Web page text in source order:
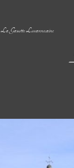
La Gavotte Louannecaine